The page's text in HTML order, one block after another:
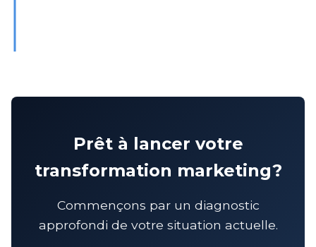
Prêt à lancer votre
transformation marketing?
Commençons par un diagnostic
approfondi de votre situation actuelle.